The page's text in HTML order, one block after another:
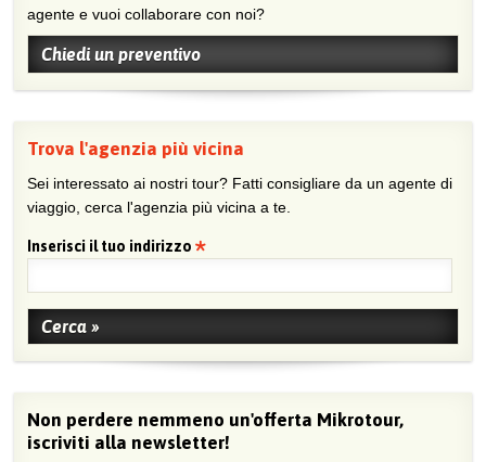
agente e vuoi collaborare con noi?
Chiedi un preventivo
Trova l'agenzia più vicina
Sei interessato ai nostri tour? Fatti consigliare da un agente di
viaggio, cerca l'agenzia più vicina a te.
Inserisci il tuo indirizzo
Non perdere nemmeno un'offerta Mikrotour,
iscriviti alla newsletter!